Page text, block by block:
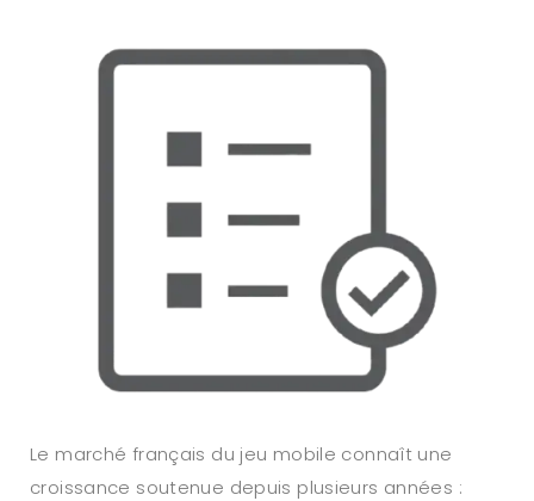
Le marché français du jeu mobile connaît une
croissance soutenue depuis plusieurs années :